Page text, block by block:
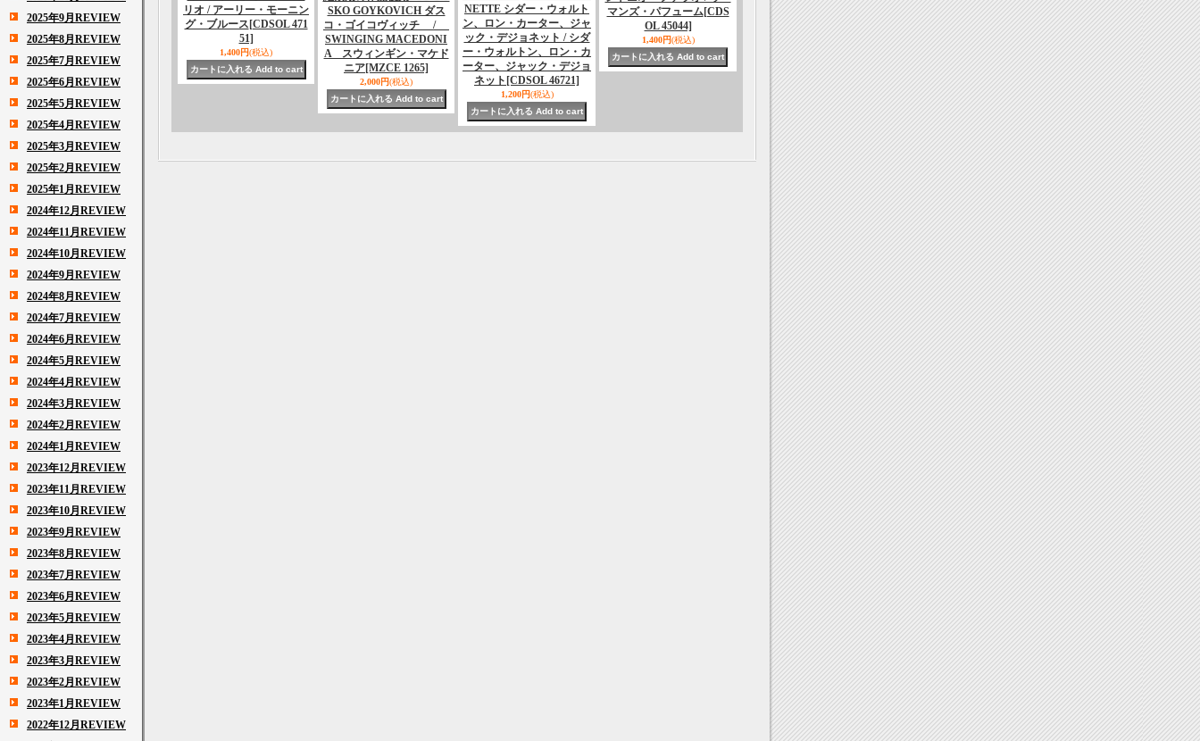
2025年9月REVIEW
2025年8月REVIEW
2025年7月REVIEW
2025年6月REVIEW
2025年5月REVIEW
2025年4月REVIEW
2025年3月REVIEW
2025年2月REVIEW
2025年1月REVIEW
2024年12月REVIEW
2024年11月REVIEW
2024年10月REVIEW
2024年9月REVIEW
2024年8月REVIEW
2024年7月REVIEW
2024年6月REVIEW
2024年5月REVIEW
2024年4月REVIEW
2024年3月REVIEW
2024年2月REVIEW
2024年1月REVIEW
2023年12月REVIEW
2023年11月REVIEW
2023年10月REVIEW
2023年9月REVIEW
2023年8月REVIEW
2023年7月REVIEW
2023年6月REVIEW
2023年5月REVIEW
2023年4月REVIEW
2023年3月REVIEW
2023年2月REVIEW
2023年1月REVIEW
2022年12月REVIEW
リオ / アーリー・モーニン
グ・ブルース [CDSOL 471
51]
1,400円(税込)
SKO GOYKOVICH ダス
コ・ゴイコヴィッチ /
SWINGING MACEDONI
A スウィンギン・マケド
ニア[MZCE 1265]
2,000円(税込)
NETTE シダー・ウォルト
ン、ロン・カーター、ジャ
ック・デジョネット / シダ
ー・ウォルトン、ロン・カ
ーター、ジャック・デジョ
ネット [CDSOL 46721]
1,200円(税込)
マンズ・パフューム[CDS
OL 45044]
1,400円(税込)